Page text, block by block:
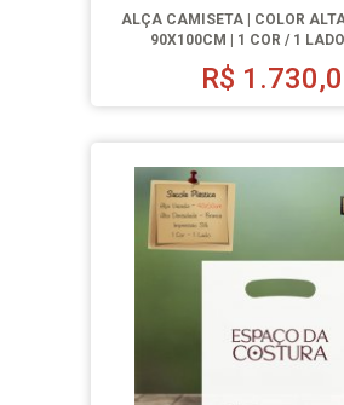
ALÇA CAMISETA | COLOR ALTA
90X100CM | 1 COR / 1
R$